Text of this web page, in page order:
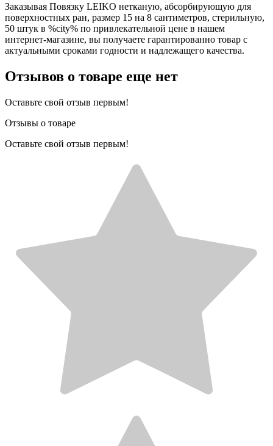
Заказывая Повязку LEIKO нетканую, абсорбирующую для
поверхностных ран, размер 15 на 8 сантиметров, стерильную,
50 штук в %city% по привлекательной цене в нашем
интернет-магазине, вы получаете гарантированно товар с
актуальными сроками годности и надлежащего качества.
Отзывов о товаре еще нет
Оставьте свой отзыв первым!
Отзывы о товаре
Оставьте свой отзыв первым!